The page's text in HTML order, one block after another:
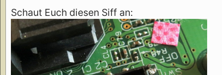
Schaut Euch diesen Siff an: